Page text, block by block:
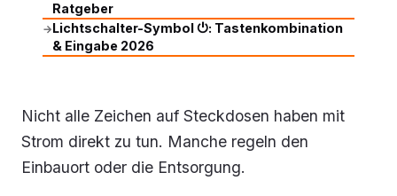
Ratgeber
→Lichtschalter-Symbol ⏻: Tastenkombination
& Eingabe 2026
Nicht alle Zeichen auf Steckdosen haben mit
Strom direkt zu tun. Manche regeln den
Einbauort oder die Entsorgung.